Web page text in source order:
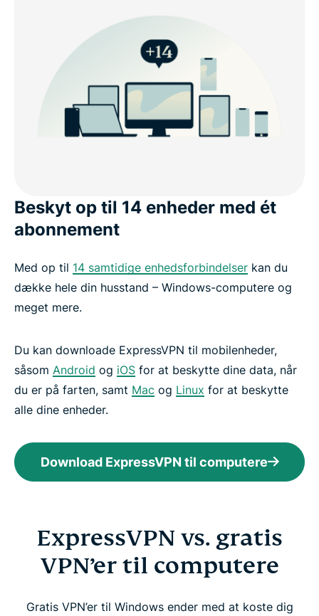
Beskyt op til 14 enheder med ét
abonnement
Med op til 14 samtidige enhedsforbindelser kan du
dække hele din husstand – Windows-computere og
meget mere.
Du kan downloade ExpressVPN til mobilenheder,
såsom Android og iOS for at beskytte dine data, når
du er på farten, samt Mac og Linux for at beskytte
alle dine enheder.
Download ExpressVPN til computere
ExpressVPN vs. gratis
VPN’er til computere
Gratis VPN’er til Windows ender med at koste dig